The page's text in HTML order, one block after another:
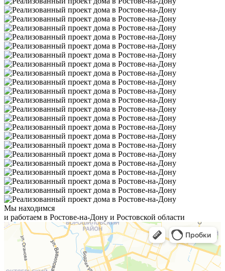
Мы находимся
и работаем в Ростове-на-Дону и Ростовской области